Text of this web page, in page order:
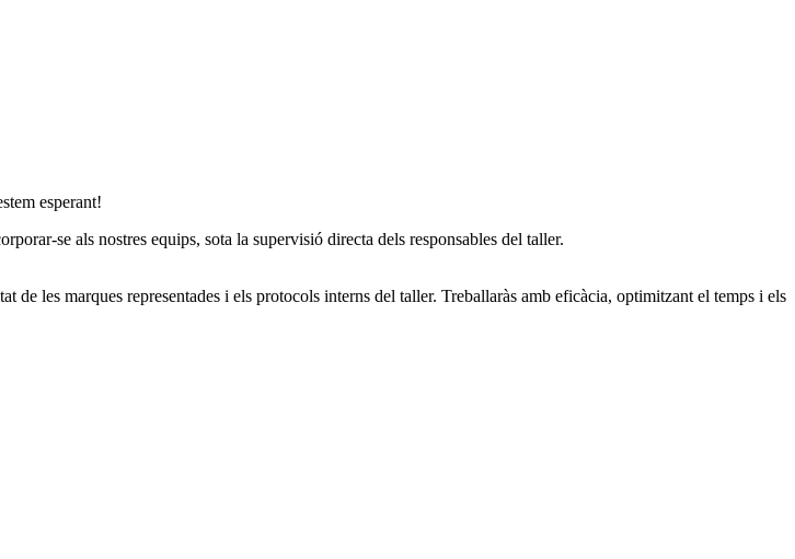
esperant!
se als nostres equips, sota la supervisió directa dels responsables del taller.
de les marques representades i els protocols interns del taller. Treballaràs amb eficàcia, optimitzant el temps i els